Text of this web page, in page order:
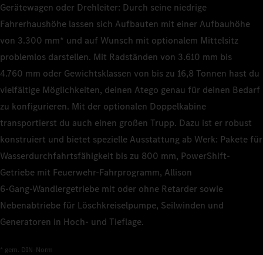
Gerätewagen oder Drehleiter: Durch seine niedrige
Fahrerhaushöhe lassen sich Aufbauten mit einer Aufbauhöhe
von 3.300 mm* und auf Wunsch mit optionalem Mittelsitz
problemlos darstellen. Mit Radständen von 3.610 mm bis
4.760 mm oder Gewichtsklassen von bis zu 16,8 Tonnen hast du
vielfältige Möglichkeiten, deinen Atego genau für deinen Bedarf
zu konfigurieren. Mit der optionalen Doppelkabine
transportierst du auch einen großen Trupp. Dazu ist er robust
konstruiert und bietet spezielle Ausstattung ab Werk: Pakete für
Wasserdurchfahrtsfähigkeit bis zu 800 mm, PowerShift-
Getriebe mit Feuerwehr-Fahrprogramm, Allison
6‑Gang‑Wandlergetriebe mit oder ohne Retarder sowie
Nebenabtriebe für Löschkreiselpumpe, Seilwinden und
Generatoren in Hoch- und Tieflage.
* gem. DIN-Norm